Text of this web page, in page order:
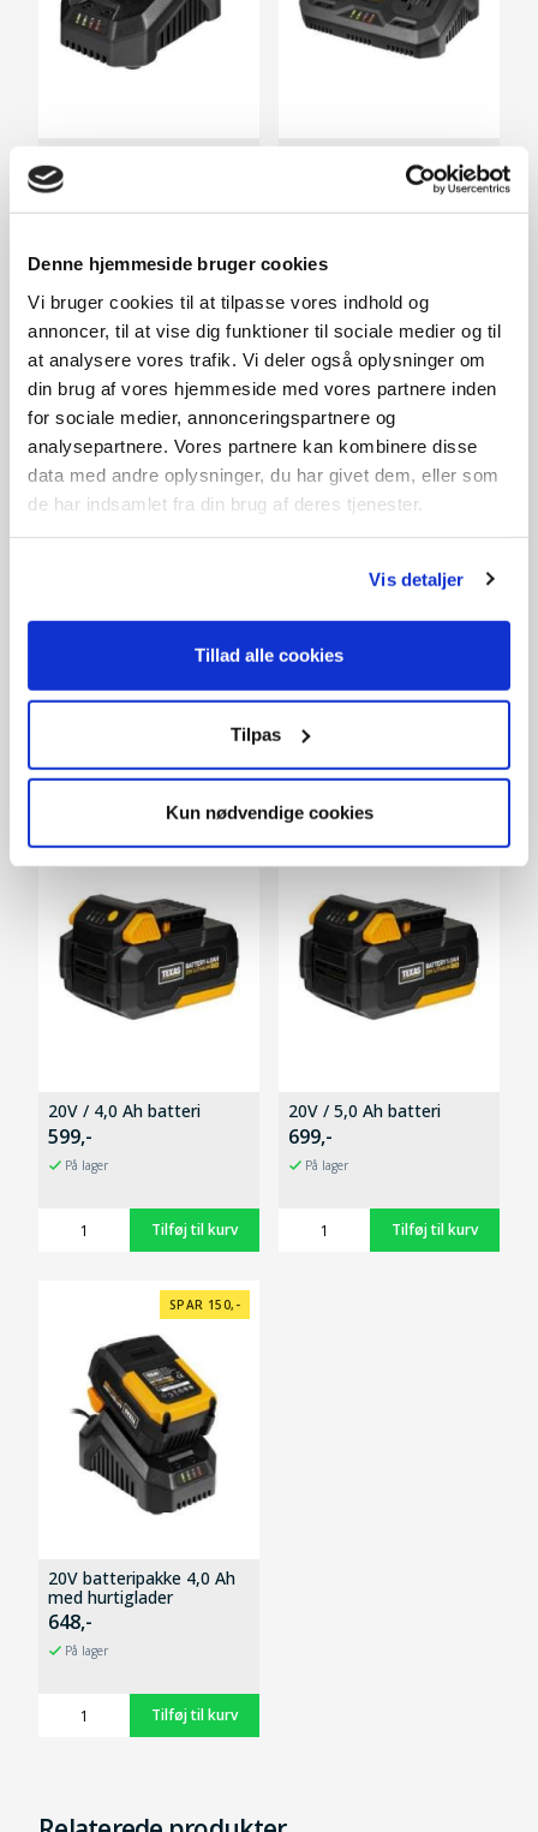
Denne hjemmeside bruger cookies
Vi bruger cookies til at tilpasse vores indhold og
annoncer, til at vise dig funktioner til sociale medier og til
at analysere vores trafik. Vi deler også oplysninger om
din brug af vores hjemmeside med vores partnere inden
for sociale medier, annonceringspartnere og
analysepartnere. Vores partnere kan kombinere disse
data med andre oplysninger, du har givet dem, eller som
de har indsamlet fra din brug af deres tjenester.
Vis detaljer
Tillad alle cookies
Tilpas
Kun nødvendige cookies
199,-
På lager På lager
20V / 2,0 Ah batteri
På lager
SPAR 150,-
20V batteripakke 2,0 Ah
med hurtiglader
398,-
På lager
20V / 4,0 Ah batteri
599,-
På lager
20V / 5,0 Ah batteri
699,-
På lager
SPAR 150,-
20V batteripakke 4,0 Ah
med hurtiglader
648,-
På lager